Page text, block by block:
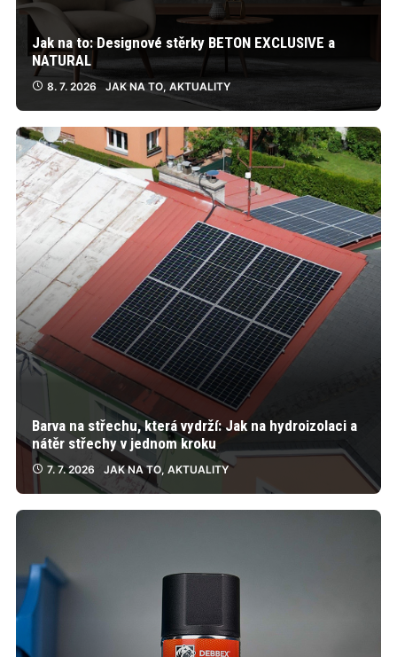
Jak na to: Designové stěrky BETON EXCLUSIVE a
NATURAL
8. 7. 2026 JAK NA TO, AKTUALITY
Barva na střechu, která vydrží: Jak na hydroizolaci a
nátěr střechy v jednom kroku
7. 7. 2026 JAK NA TO, AKTUALITY